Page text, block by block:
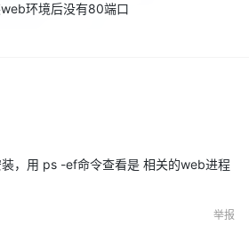
环境后没有80端口
，用 ps -ef命令查看是 相关的web进程
举报